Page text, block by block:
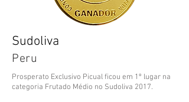
Sudoliva
Peru
Prosperato Exclusivo Picual ficou em 1º lugar na
categoria Frutado Médio no Sudoliva 2017.